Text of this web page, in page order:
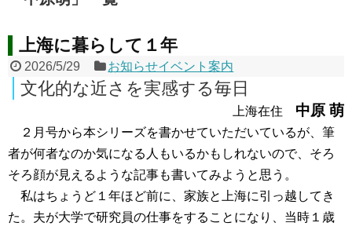
上海に暮らして１年
2026/5/29 お知らせイベント案内
文化的な近さを実感する毎日
上海在住 中原 萌
２月号から本シリーズを書かせていただいているが、筆
者が何者なのか気になる人もいるかもしれないので、そろ
そろ顔が見えるような記事も書いてみようと思う。
私はちょうど１年ほど前に、家族と上海に引っ越してき
た。夫が大学で研究員の仕事をすることになり、当時１歳